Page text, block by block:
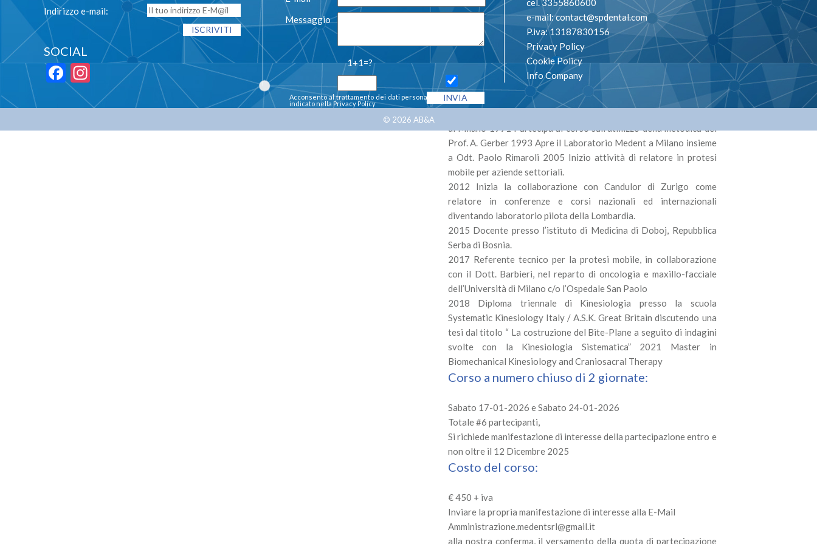
1982 Inizio l’ attività di odontotecnico c/o laboratorio
Odontoteam di Milano 1986 Responsabile del laboratorio di
protesi mobile
di Milano 1991 Partecipa al corso sull’utiilizzo della metodica del
Prof. A. Gerber 1993 Apre il Laboratorio Medent a Milano insieme
a Odt. Paolo Rimaroli 2005 Inizio attività di relatore in protesi
mobile per aziende settoriali.
2012 Inizia la collaborazione con Candulor di Zurigo come
relatore in conferenze e corsi nazionali ed internazionali
diventando laboratorio pilota della Lombardia.
2015 Docente presso l’istituto di Medicina di Doboj, Repubblica
Serba di Bosnia.
2017 Referente tecnico per la protesi mobile, in collaborazione
con il Dott. Barbieri, nel reparto di oncologia e maxillo-facciale
dell’Università di Milano c/o l’Ospedale San Paolo
2018 Diploma triennale di Kinesiologia presso la scuola
Systematic Kinesiology Italy / A.S.K. Great Britain discutendo una
tesi dal titolo “ La costruzione del Bite-Plane a seguito di indagini
svolte con la Kinesiologia Sistematica” 2021 Master in
Biomechanical Kinesiology and Craniosacral Therapy
Corso a numero chiuso di 2 giornate:
Sabato 17-01-2026 e Sabato 24-01-2026
Totale #6 partecipanti,
Si richiede manifestazione di interesse della partecipazione entro e
non oltre il 12 Dicembre 2025
Costo del corso:
€ 450 + iva
Inviare la propria manifestazione di interesse alla E-Mail
Amministrazione.medentsrl@gmail.it
alla nostra conferma, il versamento della quota di partecipazione
Indirizzo e-mail:
SOCIAL
Facebook
Instagram
Messaggio
1+1=?
Acconsento al trattamento dei dati personali così come
indicato nella Privacy Policy
cel. 3355860600
e-mail:contact@spdental.com
P.iva: 13187830156
Privacy Policy
Cookie Policy
Info Company
© 2026 AB&A